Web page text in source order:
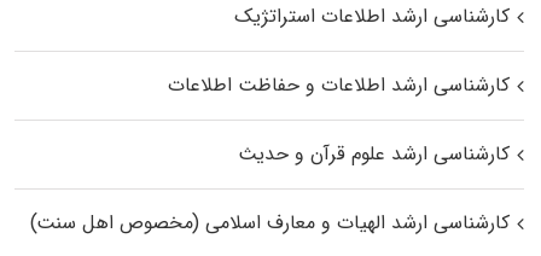
کارشناسی ارشد اطلاعات استراتژیک
کارشناسی ارشد اطلاعات و حفاظت اطلاعات
کارشناسی ارشد علوم قرآن و حدیث
کارشناسی ارشد الهیات و معارف اسلامی (مخصوص اهل سنت)